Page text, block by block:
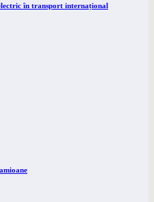
în transport internațional